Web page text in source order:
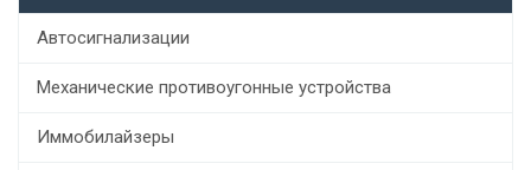
Автосигнализации
Механические противоугонные устройства
Иммобилайзеры